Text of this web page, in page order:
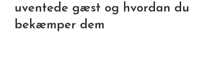
uventede gæst og hvordan du
bekæmper dem